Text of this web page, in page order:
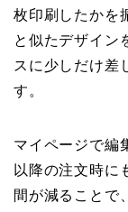
枚印刷したかを
と似たデザイン
スに少しだけ差
す。
マイページで編
以降の注文時に
間が減ることで